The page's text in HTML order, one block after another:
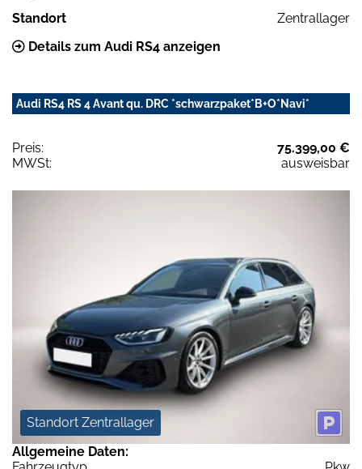
Standort
Zentrallager
Details zum Audi RS4 anzeigen
Audi RS4 RS 4 Avant qu. DRC *schwarzpaket*B+O*Navi*
Preis:
75.399,00 €
MWSt:
ausweisbar
Standort Zentrallager
Allgemeine Daten: